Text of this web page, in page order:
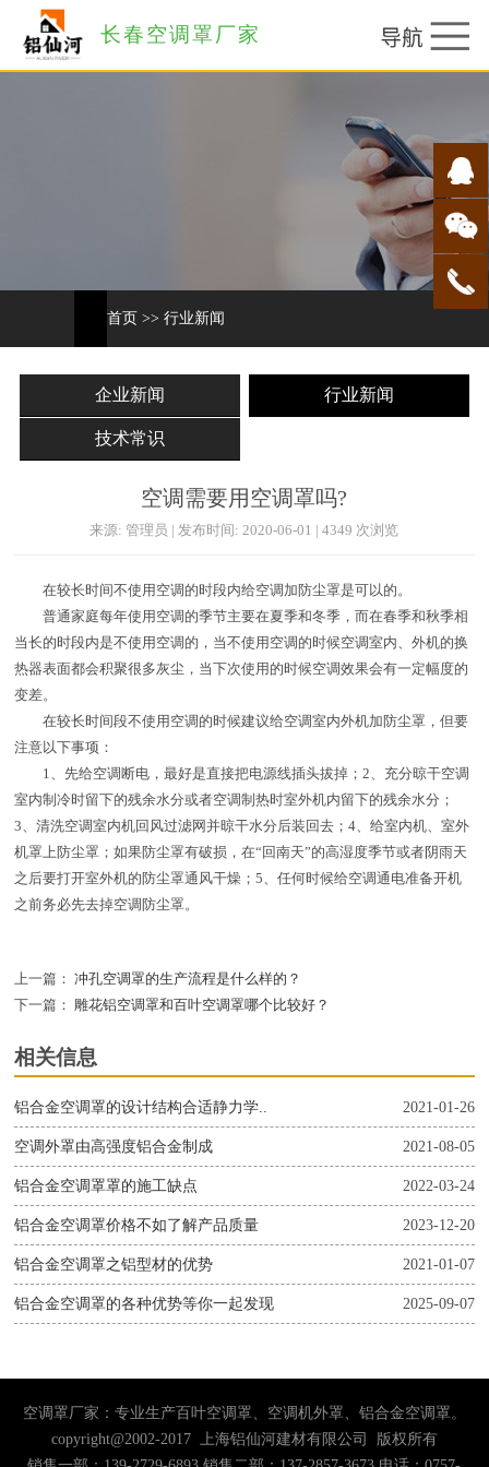
长春空调罩厂家
首页 >> 行业新闻
企业新闻 行业新闻
技术常识
空调需要用空调罩吗?
来源: 管理员 | 发布时间: 2020-06-01 | 4349 次浏览
在较长时间不使用空调的时段内给空调加防尘罩是可以的。
普通家庭每年使用空调的季节主要在夏季和冬季，而在春季和秋季相
当长的时段内是不使用空调的，当不使用空调的时候空调室内、外机的换
热器表面都会积聚很多灰尘，当下次使用的时候空调效果会有一定幅度的
变差。
在较长时间段不使用空调的时候建议给空调室内外机加防尘罩，但要
注意以下事项：
1、先给空调断电，最好是直接把电源线插头拔掉；2、充分晾干空调
室内制冷时留下的残余水分或者空调制热时室外机内留下的残余水分；
3、清洗空调室内机回风过滤网并晾干水分后装回去；4、给室内机、室外
机罩上防尘罩；如果防尘罩有破损，在“回南天”的高湿度季节或者阴雨天
之后要打开室外机的防尘罩通风干燥；5、任何时候给空调通电准备开机
之前务必先去掉空调防尘罩。
上一篇： 冲孔空调罩的生产流程是什么样的？
下一篇：
雕花铝空调罩和百叶空调罩哪个比较好？
相关信息
2021-01-26
铝合金空调罩的设计结构合适静力学..
2021-08-05
空调外罩由高强度铝合金制成
2022-03-24
铝合金空调罩罩的施工缺点
2023-12-20
铝合金空调罩价格不如了解产品质量
2021-01-07
铝合金空调罩之铝型材的优势
2025-09-07
铝合金空调罩的各种优势等你一起发现
空调罩厂家：专业生产百叶空调罩、空调机外罩、铝合金空调罩。
copyright@2002-2017 上海铝仙河建材有限公司 版权所有